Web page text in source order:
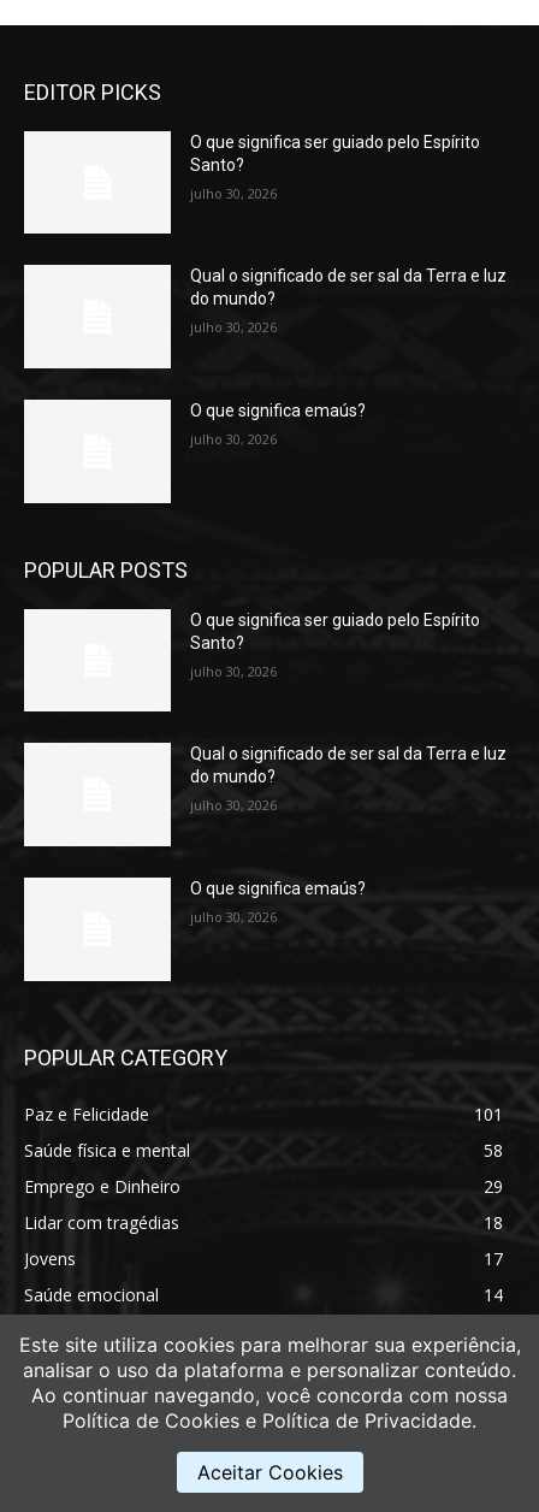
EDITOR PICKS
O que significa ser guiado pelo Espírito
Santo?
julho 30, 2026
Qual o significado de ser sal da Terra e luz
do mundo?
julho 30, 2026
O que significa emaús?
julho 30, 2026
POPULAR POSTS
O que significa ser guiado pelo Espírito
Santo?
julho 30, 2026
Qual o significado de ser sal da Terra e luz
do mundo?
julho 30, 2026
O que significa emaús?
julho 30, 2026
POPULAR CATEGORY
Paz e Felicidade
101
Saúde física e mental
58
Emprego e Dinheiro
29
Lidar com tragédias
18
Jovens
17
Saúde emocional
14
Este site utiliza cookies para melhorar sua experiência,
analisar o uso da plataforma e personalizar conteúdo.
Ao continuar navegando, você concorda com nossa
Política de Cookies e Política de Privacidade.
Aceitar Cookies